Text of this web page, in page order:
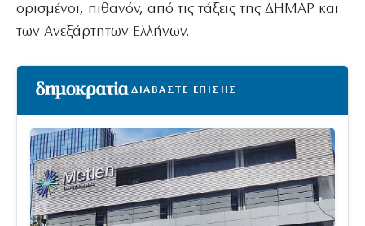
ορισμένοι, πιθανόν, από τις τάξεις της ΔΗΜΑΡ και
των Ανεξάρτητων Ελλήνων.
ΔΙΑΒΑΣΤΕ ΕΠΙΣΗΣ